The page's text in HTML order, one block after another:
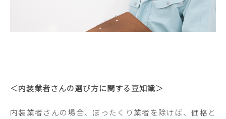
＜内装業者さんの選び方に関する豆知識＞
内装業者さんの場合、ぼったくり業者を除けば、価格と